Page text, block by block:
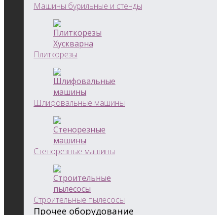
Машины бурильные и стенды
Плиткорезы
Шлифовальные машины
Стенорезные машины
Строительные пылесосы
Прочее оборудование